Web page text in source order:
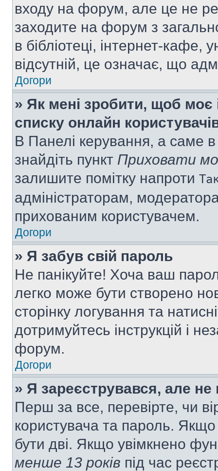
входу на форум, але це не
заходите на форум з
в бібліотеці, інтернет-кафе,
відсутній, це означає, що
Догори
» Як мені зробити, щоб моє
списку онлайн
В Панелі керування, а саме
знайдіть пункт Приховати
залишите помітку напроти
адміністраторам,
прихованим користувачем.
Догори
» Я забув свій пароль
Не панікуйте! Хоча ваш
легко може бути створено
сторінку логування та
дотримуйтесь інструкцій і
форум.
Догори
» Я зареєструвався, але
Перш за все, перевірте, чи
користувача та пароль.
бути дві. Якщо увімкнено
менше 13 років під час